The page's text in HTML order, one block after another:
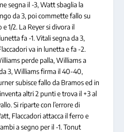
segna il -3, Watt sbaglia la
da 3, poi commette fallo su
1/2. La Reyer si divora il
fa -1. Vitali segna da 3,
va in lunetta e fa -2.
perde palla, Williams a
3, Williams firma il 40-40,
subisce fallo da Bramos ed in
altri 2 punti e trova il +3 al
Si riparte con l’errore di
Flaccadori attacca il ferro e
a segno per il -1. Tonut